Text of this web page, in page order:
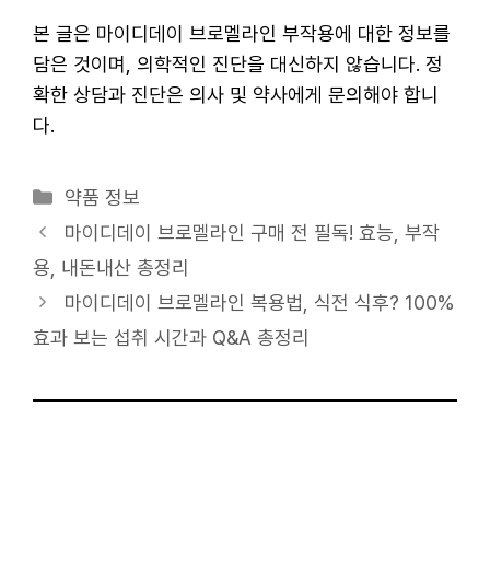
본 글은 마이디데이 브로멜라인 부작용에 대한 정보를
담은 것이며, 의학적인 진단을 대신하지 않습니다. 정
확한 상담과 진단은 의사 및 약사에게 문의해야 합니
다.
카
테
고
리
약품 정보
마이디데이 브로멜라인 구매 전 필독! 효능, 부작
용, 내돈내산 총정리
마이디데이 브로멜라인 복용법, 식전 식후? 100%
효과 보는 섭취 시간과 Q&A 총정리